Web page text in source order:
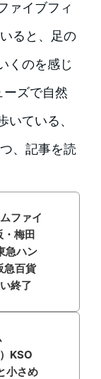
ァイブフィ
ると、足の
くのを感じ
ーズで自然
いている、
、記事を読
ファイ
・梅田
急ハン
急百貨
終了
KSO
小さめ